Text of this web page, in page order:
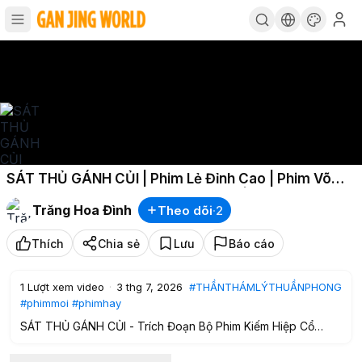
SÁT THỦ GÁNH CỦI | Phim Lẻ Đỉnh Cao | Phim Võ
Thuật Kiếm Hiệp Giang Hồ Cực Hay | ASIA - PHIM
HAYTrăng Hoa Đình Theo dõi·2
Thích Chia sẻ Lưu Báo cáo
1 Lượt xem video · 3 thg 7, 2026 #THẦNTHÁMLÝTHUẦNPHONG
#phimmoi #phimhay
SÁT THỦ GÁNH CỦI - Trích Đoạn Bộ Phim Kiếm Hiệp Cổ